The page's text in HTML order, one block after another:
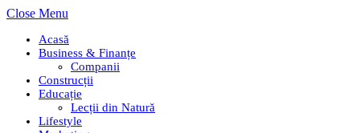
Close Menu
Acasă
Business & Finanțe
Companii
Construcții
Educație
Lecții din Natură
Lifestyle